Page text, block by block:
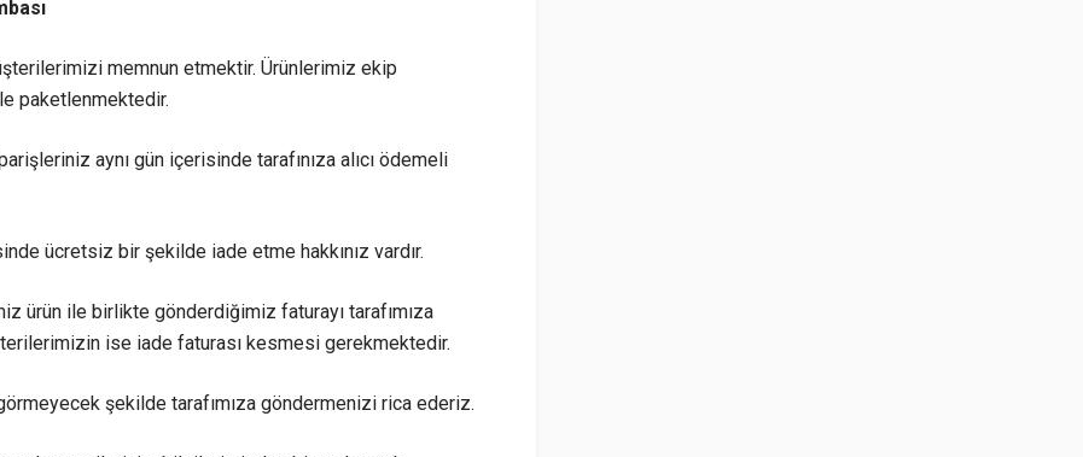
memnun etmektir. Ürünlerimiz ekip
paketlenmektedir.
aynı gün içerisinde tarafınıza alıcı ödemeli
ücretsiz bir şekilde iade etme hakkınız vardır.
ürün ile birlikte gönderdiğimiz faturayı tarafımıza
ise iade faturası kesmesi gerekmektedir.
şekilde tarafımıza göndermenizi rica ederiz.